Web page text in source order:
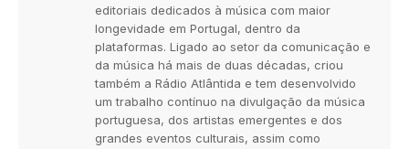
editoriais dedicados à música com maior
longevidade em Portugal, dentro da
plataformas. Ligado ao setor da comunicação e
da música há mais de duas décadas, criou
também a Rádio Atlântida e tem desenvolvido
um trabalho contínuo na divulgação da música
portuguesa, dos artistas emergentes e dos
grandes eventos culturais, assim como